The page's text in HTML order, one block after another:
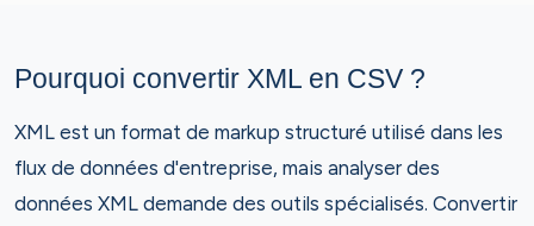
Pourquoi convertir XML en CSV ?
XML est un format de markup structuré utilisé dans les
flux de données d'entreprise, mais analyser des
données XML demande des outils spécialisés. Convertir